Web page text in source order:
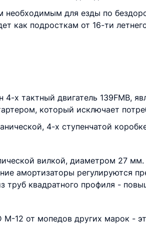
необходимым для езды по
как подросткам от 16-ти
4-х тактный двигатель
который исключает
4-х ступенчатой
вилкой, диаметром 27
амортизаторы регулируются
квадратного профиля -
M-12 от мопедов других марок -